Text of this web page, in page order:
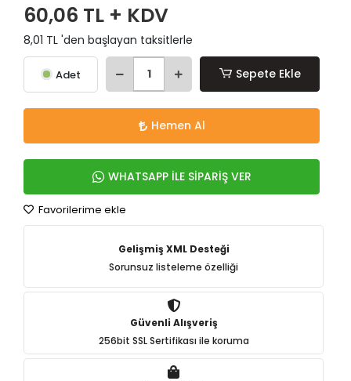
60,06 TL + KDV
8,01 TL 'den başlayan taksitlerle
Adet Sepete Ekle
Hemen Al
WHATSAPP İLE SİPARİŞ VER
Favorilerime ekle
Gelişmiş XML Desteği
Sorunsuz listeleme özelliği
Güvenli Alışveriş
256bit SSL Sertifikası ile koruma